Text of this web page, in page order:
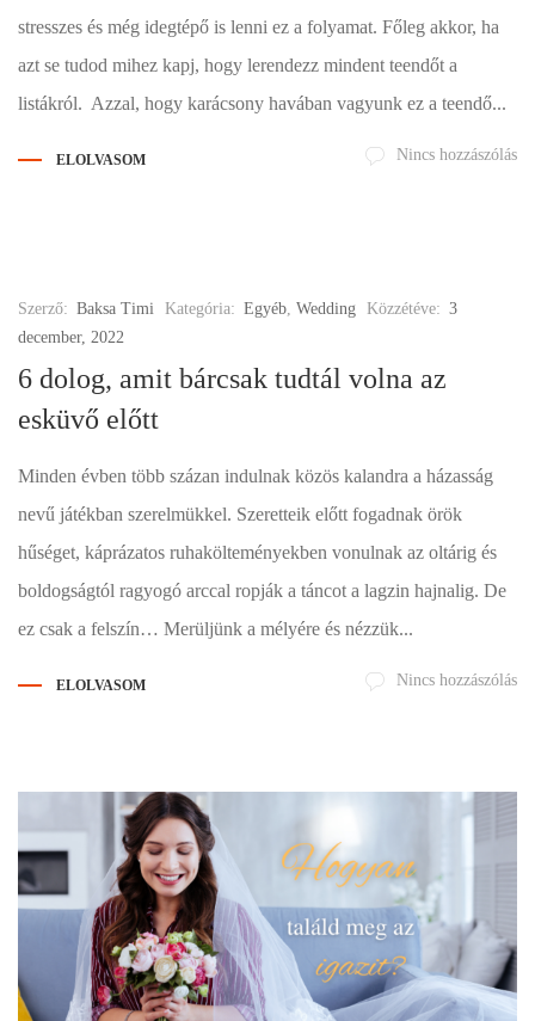
stresszes és még idegtépő is lenni ez a folyamat. Főleg akkor, ha
azt se tudod mihez kapj, hogy lerendezz mindent teendőt a
listákról. Azzal, hogy karácsony havában vagyunk ez a teendő...
ELOLVASOM Nincs hozzászólás
Szerző: Baksa Timi Kategória: Egyéb, Wedding Közzétéve: 3
december, 2022
6 dolog, amit bárcsak tudtál volna az
esküvő előtt
Minden évben több százan indulnak közös kalandra a házasság
nevű játékban szerelmükkel. Szeretteik előtt fogadnak örök
hűséget, káprázatos ruhakölteményekben vonulnak az oltárig és
boldogságtól ragyogó arccal ropják a táncot a lagzin hajnalig. De
ez csak a felszín… Merüljünk a mélyére és nézzük...
ELOLVASOM Nincs hozzászólás